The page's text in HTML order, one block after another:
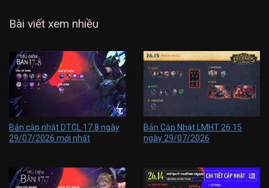
Bài viết xem nhiều
Bản cập nhật DTCL 17.8 ngày
29/07/2026 mới nhất
Bản Cập Nhật LMHT 26.15
ngày 29/07/2026